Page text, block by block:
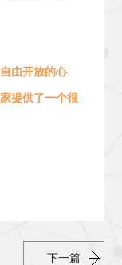
自由开放的心
提供了一个很
下一篇